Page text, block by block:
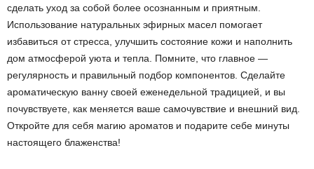
сделать уход за собой более осознанным и приятным.
Использование натуральных эфирных масел помогает
избавиться от стресса, улучшить состояние кожи и наполнить
дом атмосферой уюта и тепла. Помните, что главное —
регулярность и правильный подбор компонентов. Сделайте
ароматическую ванну своей еженедельной традицией, и вы
почувствуете, как меняется ваше самочувствие и внешний вид.
Откройте для себя магию ароматов и подарите себе минуты
настоящего блаженства!